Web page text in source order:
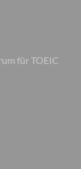
für TOEIC